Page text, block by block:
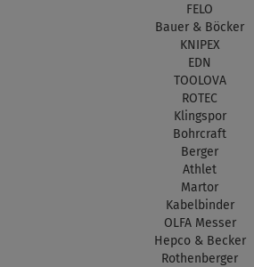
FELO
Bauer & Böcker
KNIPEX
EDN
TOOLOVA
ROTEC
Klingspor
Bohrcraft
Berger
Athlet
Martor
Kabelbinder
OLFA Messer
Hepco & Becker
Rothenberger